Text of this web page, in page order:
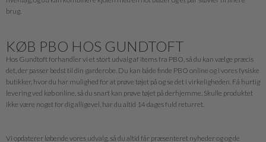
brug.
KØB PBO HOS GUNDTOFT
Hos Gundtoft forhandler vi et stort udvalg af items fra PBO, så du kan vælge præcis
det, der passer bedst til din garderobe. Du kan både finde PBO online og i vores fysiske
butikker, hvor du har mulighed for at prøve tøjet på og se det i virkeligheden. Få hurtig
levering ved køb online, så du snart kan prøve tøjet på derhjemme. Skulle produktet
ikke være noget for dig alligevel, har du altid 14 dages fuld returret.
Vi opdaterer løbende vores udvalg, så du altid får præsenteret nyheder og og de